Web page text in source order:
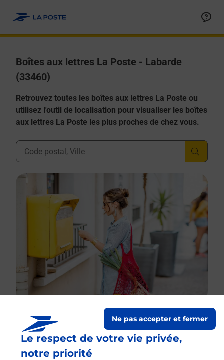
Le respect de votre vie privée,
notre priorité
Ne pas accepter et fermer
Boîtes aux lettres La Poste - Labarde
(33460)
Retrouvez toutes les boîtes aux lettres La Poste ou
utilisez l'outil de localisation pour visualiser les boîtes
aux lettres La Poste les plus proches de chez vous.
Ville, Département, Code Postal
Boîte aux lettres La Poste
Le lien s'ouvre dans un nouvel onglet